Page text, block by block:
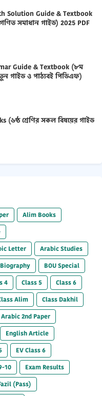
Solution Guide & Textbook
সমাধান গাইড) 2025 PDF
Guide & Textbook (৮ম
গাইড ও পাঠ্যবই পিডিএফ)
(৬ষ্ঠ শ্রেণির সকল বিষয়ের গাইড
Alim Books
Letter
Arabic Studies
Biography
BOU Special
4 Class 5
Class 6
Alim
Class Dakhil
2nd Paper
English Article
EV Class 6
10
Exam Results
(Pass)